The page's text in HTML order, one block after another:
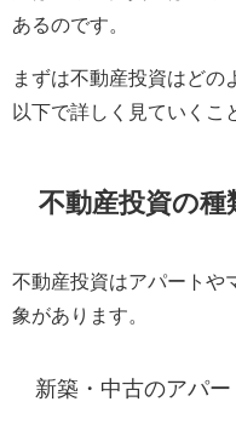
あるのです。
まずは不動産投資はどの
以下で詳しく見ていくこ
不動産投資の種
不動産投資はアパートや
象があります。
新築・中古のアパ